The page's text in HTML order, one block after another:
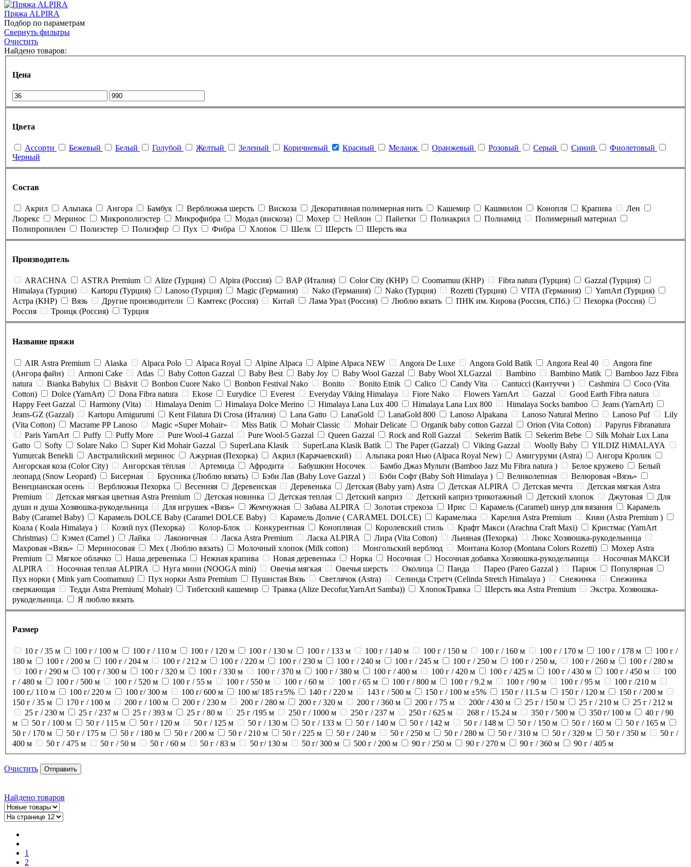
Пряжа ALPIRA
Подбор по параметрам
Свернуть фильтры
Очистить
Найдено товаров:
Цена
Цвета
Ассорти Бежевый Белый Голубой Желтый Зеленый Коричневый Красный Меланж Оранжевый Розовый Серый Синий
Фиолетовый
Черный
Состав
Акрил Альпака Ангора Бамбук Верблюжья шерсть Вискоза Декоративная полимерная нить Кашемир Кашмилон Конопля Крапива
Лен
Люрекс
Меринос Микрополиэстер Микрофибра Модал (вискоза) Мохер Нейлон Пайетки Полиакрил Полиамид
Полимерный материал
Полипропилен
Полиэстер Полиэфир Пух Фибра Хлопок Шелк Шерсть Шерсть яка
Производитель
ARACHNA ASTRA Premium Alize (Турция) Alpira (Россия) BAP (Италия) Color City (КНР) Coomamuu (КНР) Fibra natura (Турция)
Gazzal (Турция)
Himalaya (Турция)
Kartopu (Турция) Lanoso (Турция) Magic (Германия) Nako (Германия) Nako (Турция) Rozetti (Турция) VITA (Германия)
YarnArt (Турция)
Астра (КНР)
Вязь Другие производители Камтекс (Россия) Китай Лама Урал (Россия) Люблю вязать ПНК им. Кирова (Россия, СПб.)
Пехорка (Россия)
Россия
Троицк (Россия) Турция
Название пряжи
AIR Astra Premium Alaska Alpaca Polo Alpaca Royal Alpine Alpaca Alpine Alpaca NEW Angora De Luxe Angora Gold Batik Angora Real 40
Angora fine
(Ангора файн)
Armoni Cake Atlas Baby Cotton Gazzal Baby Best Baby Joy Baby Wool Gazzal Baby Wool XLGazzal Bambino Bambino Matik
Bamboo Jazz Fibra
natura
Bianka Babylux Biskvit Bonbon Cuore Nako Bonbon Festival Nako Bonito Bonito Etnik Calico Candy Vita Cantucci (Кантуччи ) Cashmira
Coco (Vita
Cotton)
Dolce (YarnArt) Dona Fibra natura Ekose Eurydice Everest Everyday Viking Himalaya Fiore Nako Flowers YarnArt Gazzal
Good Earth Fibra natura
Happy Feet Gazzal
Harmony (Vita) Himalaya Denim Himalaya Dolce Merino Himalaya Lana Lux 400 Himalaya Lana Lux 800 Himalaya Socks bamboo
Jeans (YarnArt)
Jeans-GZ (Gazzal)
Kartopu Amigurumi Kent Filatura Di Crosa (Италия) Lana Gatto LanaGold LanaGold 800 Lanoso Alpakana Lanoso Natural Merino Lanoso Puf
Lily
(Vita Cotton)
Macrame PP Lanoso Magic «Super Mohair» Miss Batik Mohair Classic Mohair Delicate Organik baby cotton Gazzal Orion (Vita Cotton)
Papyrus Fibranatura
Paris YarnArt
Puffy Puffy More Pure Wool-4 Gazzal Pure Wool-5 Gazzal Queen Gazzal Rock and Roll Gazzal Sekerim Batik Sekerim Bebe
Silk Mohair Lux Lana
Gatto
Softy Solare Nako Super Kid Mohair Gazzal SuperLana Klasik SuperLana Klasik Batik The Paper (Gazzal) Viking Gazzal Woolly Baby
YILDIZ HiMALAYA
Yumurcak Benekli
Австралийский меринос Ажурная (Пехорка) Акрил (Карачаевский) Альпака роял Нью (Alpaca Royal New) Амигуруми (Astra)
Ангора Кролик
Ангорская коза (Color City)
Ангорская тёплая Артемида Афродита Бабушкин Носочек Бамбо Джаз Мульти (Bamboo Jazz Mu Fibra natura ) Белое кружево
Белый
леопард (Snow Leopard)
Бисерная Брусника (Люблю вязать) Бэби Лав (Baby Love Gazzal ) Бэби Софт (Baby Soft Himalaya ) Великолепная
Велюровая «Вяэь»
Венецианская осень
Верблюжья Пехорка Весенняя Деревенская Деревенька Детская (Baby yarn) Astra Детская ALPIRA Детская мечта
Детская мягкая Astra
Premium
Детская мягкая цветная Astra Premium Детская новинка Детская теплая Детский каприз Детский каприз трикотажный Детский хлопок Джутовая
Для
души и душа Хозяюшка-рукодельница
Для игрушек «Вязь» Жемчужная Забава ALPIRA Золотая стрекоза Ирис Карамель (Caramel) шнур для вязания
Карамель
Baby (Caramel Baby)
Карамель DOLCE Baby (Caramel DOLCE Baby) Карамель Дольче ( CARAMEL DOLCE) Карамелька Карелия Astra Premium
Киви (Astra Premium )
Коала ( Koala Himalaya )
Козий пух (Пехорка) Колор-Блок Конкурентная Конопляная Королевский стиль Крафт Макси (Arachna Craft Maxi)
Кристмас (YarnArt
Christmas)
Кэмел (Camel ) Лайка Лаконичная Ласка Astra Premium Ласка ALPIRA Лира (Vita Cotton) Льняная (Пехорка)
Люкс Хозяюшка-рукодельница
Махровая «Вязь»
Мериносовая Мех ( Люблю вязать) Молочный хлопок (Milk cotton) Монгольский верблюд Монтана Колор (Montana Colors Rozetti)
Мохер Astra
Premium
Мягкое облачко Наша деревенька Нежная крапива Новая деревенька Норка Носочная Носочная добавка Хозяюшка-рукодельница
Носочная МАКСИ
ALPIRA
Носочная теплая ALPIRA Нуга мини (NOOGA mini) Овечья мягкая Овечья шерсть Околица Панда Парео (Pareo Gazzal ) Париж
Популярная
Пух норки ( Mink yarn Coomamuu)
Пух норки Astra Premium Пушистая Вязь Светлячок (Astra) Селинда Стретч (Celinda Stretch Himalaya ) Снежинка
Снежинка
сверкающая
Тедди Astra Premium( Mohair) Тибетский кашемир Травка (Alize Decofur,YarnArt Samba)) ХлопокТравка Шерсть яка Astra Premium
Экстра. Хозяюшка-
рукодельница.
Я люблю вязать
Размер
10 г / 35 м 100 г / 100 м 100 г / 110 м 100 г / 120 м 100 г / 130 м 100 г / 133 м 100 г / 140 м 100 г / 150 м 100 г / 160 м 100 г / 170 м 100 г / 178 м
100 г /
180 м
100 г / 200 м 100 г / 204 м 100 г / 212 м 100 г / 220 м 100 г / 230 м 100 г / 240 м 100 г / 245 м 100 г / 250 м 100 г / 250 м, 100 г / 260 м
100 г / 280 м
100 г / 290 м
100 г / 300 м 100 г / 320 м 100 г / 330 м 100 г / 370 м 100 г / 380 м 100 г / 400 м 100 г / 420 м 100 г / 425 м 100 г / 430 м 100 г / 450 м
100
г / 480 м
100 г / 500 м 100 г / 520 м 100 г / 55 м 100 г / 550 м 100 г / 60 м 100 г / 65 м 100 г / 800 м 100 г / 9.2 м 100 г / 90 м 100 г / 95 м
100 г /210 м
100 г./ 110 м
100 г/ 220 м 100 г/ 300 м 100 г/ 600 м 100 м/ 185 г±5% 140 г / 220 м 143 г / 500 м 150 г / 100 м ±5% 150 г / 11.5 м 150 г / 120 м
150 г / 200 м
150 г / 35 м
170 г / 100 м 200 г / 100 м 200 г / 230 м 200 г / 280 м 200 г / 320 м 200 г / 360 м 200 г / 75 м 200г / 430 м 25 г / 150 м 25 г / 210 м
25 г / 212 м
25 г / 230 м
25 г / 237 м 25 г / 393 м 25 г / 80 м 25 г /195 м 250 г / 1000 м 250 г / 237 м 250 г / 625 м 268 г / 15.24 м 350 г / 500 м 350 г/ 100 м
40 г / 90
м
50 г / 100 м 50 г / 115 м 50 г / 120 м 50 г / 125 м 50 г / 130 м 50 г / 133 м 50 г / 140 м 50 г / 142 м 50 г / 148 м 50 г / 150 м 50 г / 160 м
50 г / 165 м
50 г / 170 м
50 г / 175 м 50 г / 180 м 50 г / 200 м 50 г / 210 м 50 г / 225 м 50 г / 240 м 50 г / 250 м 50 г / 280 м 50 г / 310 м 50 г / 320 м 50 г / 350 м
50 г /
400 м
50 г / 475 м 50 г / 50 м 50 г / 60 м 50 г / 83 м 50 г/ 130 м 50 г/ 300 м 500 г / 200 м 90 г / 250 м 90 г / 270 м 90 г / 360 м 90 г / 405 м
Очистить Отправить
Найдено товаров
1
2